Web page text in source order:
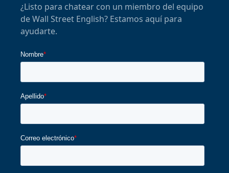
¿Listo para chatear con un miembro del equipo
de Wall Street English? Estamos aquí para
ayudarte.